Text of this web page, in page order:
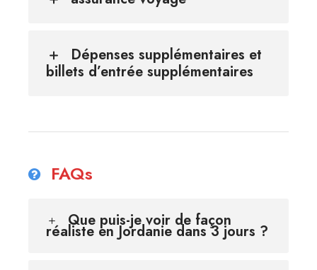
Dépenses supplémentaires et
billets d’entrée supplémentaires
FAQs
Que puis-je voir de façon
réaliste en Jordanie dans 3 jours ?